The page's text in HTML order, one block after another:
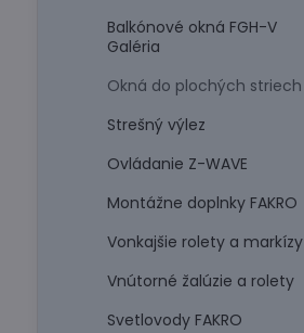
Balkónové okná FGH-V
Galéria
Okná do plochých striech
Strešný výlez
Ovládanie Z-WAVE
Montážne doplnky FAKRO
Vonkajšie rolety a markízy
Vnútorné žalúzie a rolety
Svetlovody FAKRO